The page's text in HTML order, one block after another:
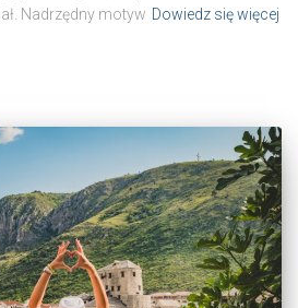
Nadrzędny motyw Dowiedz się więcej